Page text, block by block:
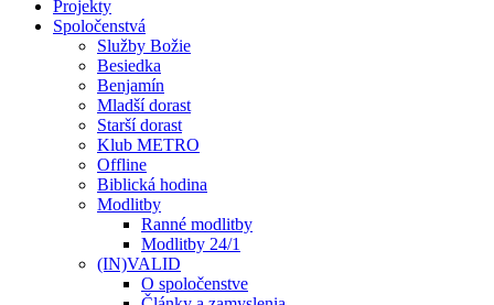
Projekty
Spoločenstvá
Služby Božie
Besiedka
Benjamín
Mladší dorast
Starší dorast
Klub METRO
Offline
Biblická hodina
Modlitby
Ranné modlitby
Modlitby 24/1
(IN)VALID
O spoločenstve